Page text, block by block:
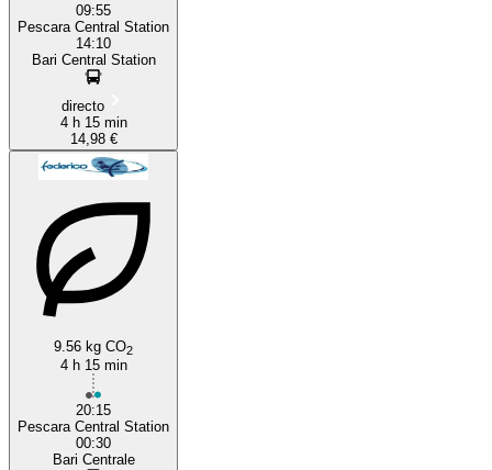
09:55
Pescara Central Station
14:10
Bari Central Station
directo
4 h 15 min
14,98 €
9.56 kg CO2
4 h 15 min
20:15
Pescara Central Station
00:30
Bari Centrale